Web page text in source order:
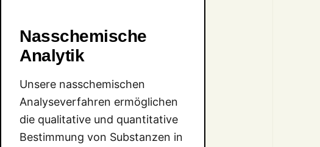
Nasschemische
Analytik
Unsere nasschemischen
Analyseverfahren ermöglichen
die qualitative und quantitative
Bestimmung von Substanzen in